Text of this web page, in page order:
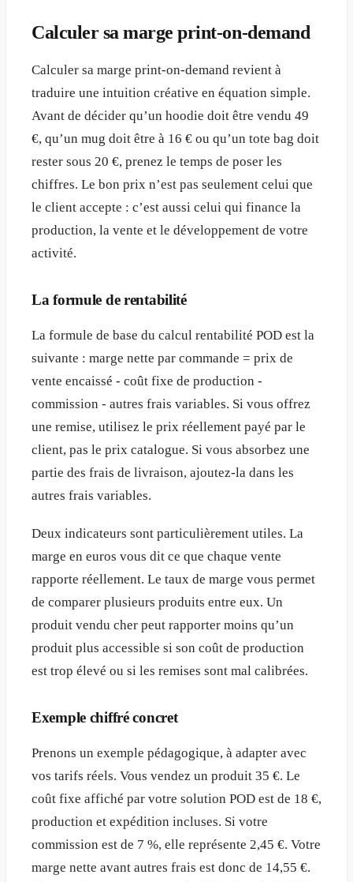
Calculer sa marge print-on-demand
Calculer sa marge print-on-demand revient à
traduire une intuition créative en équation simple.
Avant de décider qu’un hoodie doit être vendu 49
€, qu’un mug doit être à 16 € ou qu’un tote bag doit
rester sous 20 €, prenez le temps de poser les
chiffres. Le bon prix n’est pas seulement celui que
le client accepte : c’est aussi celui qui finance la
production, la vente et le développement de votre
activité.
La formule de rentabilité
La formule de base du calcul rentabilité POD est la
suivante : marge nette par commande = prix de
vente encaissé - coût fixe de production -
commission - autres frais variables. Si vous offrez
une remise, utilisez le prix réellement payé par le
client, pas le prix catalogue. Si vous absorbez une
partie des frais de livraison, ajoutez-la dans les
autres frais variables.
Deux indicateurs sont particulièrement utiles. La
marge en euros vous dit ce que chaque vente
rapporte réellement. Le taux de marge vous permet
de comparer plusieurs produits entre eux. Un
produit vendu cher peut rapporter moins qu’un
produit plus accessible si son coût de production
est trop élevé ou si les remises sont mal calibrées.
Exemple chiffré concret
Prenons un exemple pédagogique, à adapter avec
vos tarifs réels. Vous vendez un produit 35 €. Le
coût fixe affiché par votre solution POD est de 18 €,
production et expédition incluses. Si votre
commission est de 7 %, elle représente 2,45 €. Votre
marge nette avant autres frais est donc de 14,55 €.